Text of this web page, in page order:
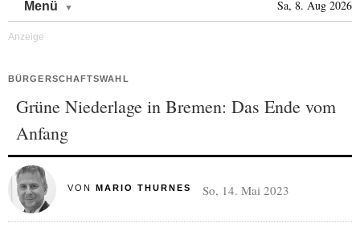
Menü Sa, 8. Aug 2026
BÜRGERSCHAFTSWAHL
Grüne Niederlage in Bremen: Das Ende vom
Anfang
VON MARIO THURNES So, 14. Mai 2023